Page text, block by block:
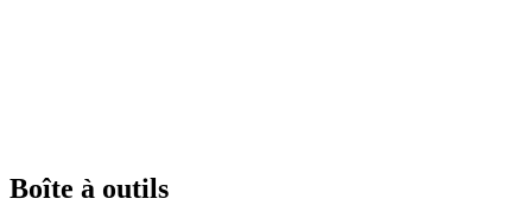
Boîte à outils